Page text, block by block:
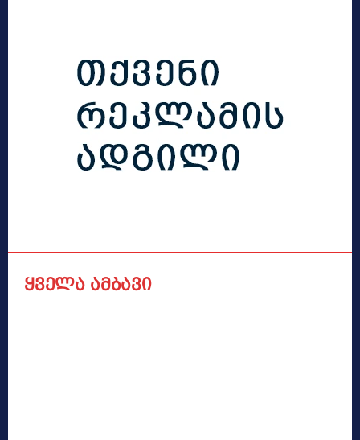
ყველა ამბავი